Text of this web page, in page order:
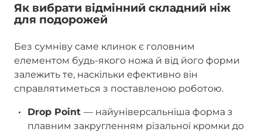
Як вибрати відмінний складний ніж
для подорожей
Без сумніву саме клинок є головним
елементом будь-якого ножа й від його форми
залежить те, наскільки ефективно він
справлятиметься з поставленою роботою.
Drop Point — найуніверсальніша форма з
плавним закругленням різальної кромки до